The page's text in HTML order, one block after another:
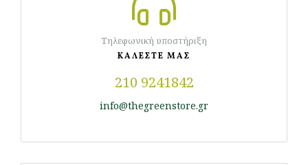
Τηλεφωνική υποστήριξη
ΚΑΛΕΣΤΕ ΜΑΣ
210 9241842
info@thegreenstore.gr